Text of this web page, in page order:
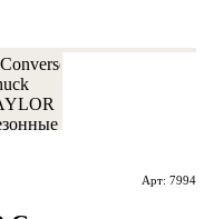
Арт: 7994